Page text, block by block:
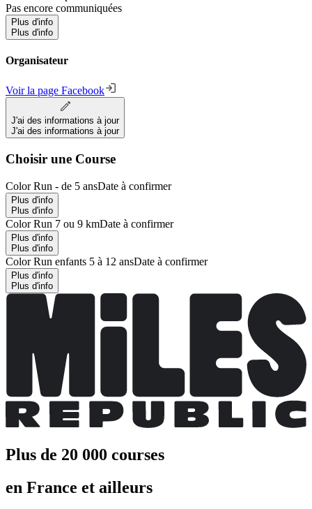
Pas encore communiquées
Plus d'info
Plus d'info
Organisateur
Voir la page Facebook
J'ai des informations à jour
J'ai des informations à jour
Choisir une Course
Color Run - de 5 ansDate à confirmer
Plus d'info
Plus d'info
Color Run 7 ou 9 kmDate à confirmer
Plus d'info
Plus d'info
Color Run enfants 5 à 12 ansDate à confirmer
Plus d'info
Plus d'info
Plus de 20 000 courses
en France et ailleurs